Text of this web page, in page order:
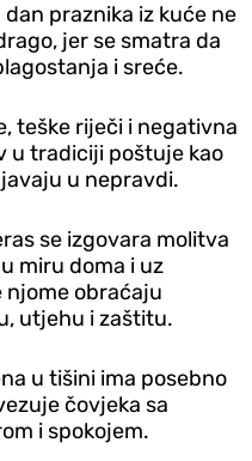
praznika iz kuće ne
jer se smatra da
i sreće.
teške riječi i negativna
u tradiciji poštuje kao
u nepravdi.
se izgovara molitva
miru doma i uz
njome obraćaju
utjehu i zaštitu.
u tišini ima posebno
čovjeka sa
i spokojem.